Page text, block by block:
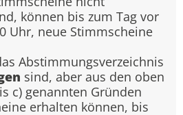
können bis zum Tag vor
Uhr, neue Stimmscheine
Abstimmungsverzeichnis
sind, aber aus den oben
c) genannten Gründen
erhalten können, bis